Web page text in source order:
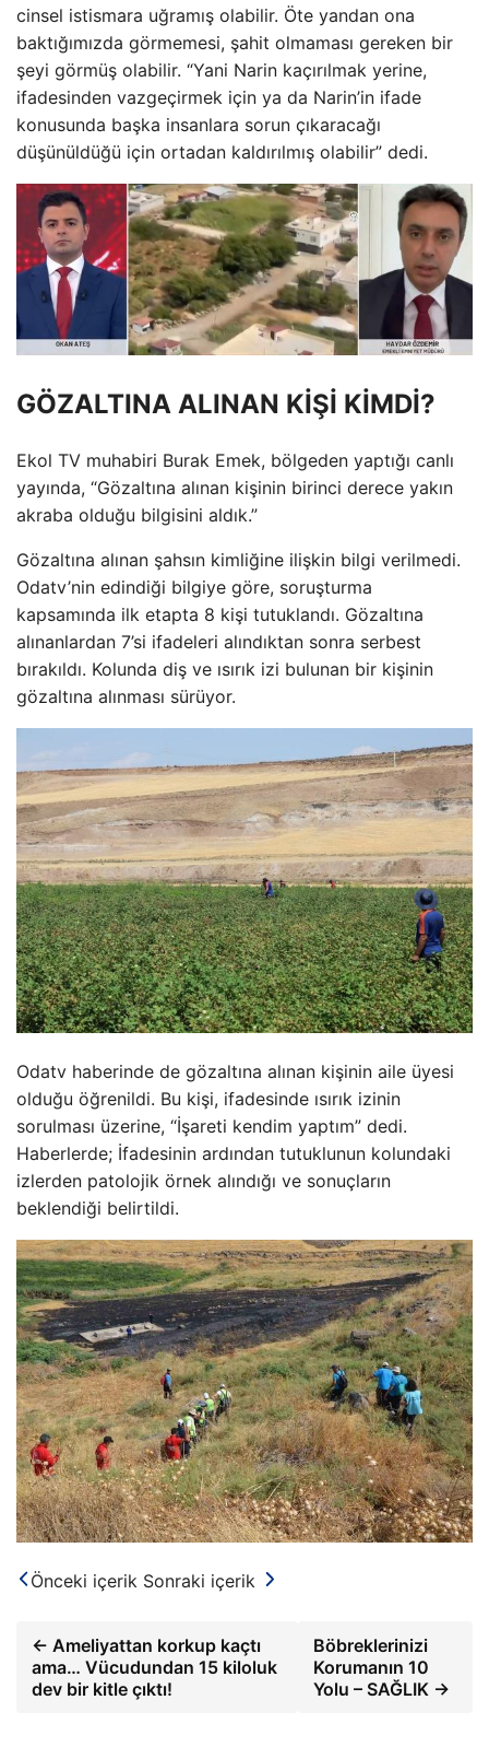
cinsel istismara uğramış olabilir. Öte yandan ona
baktığımızda görmemesi, şahit olmaması gereken bir
şeyi görmüş olabilir. “Yani Narin kaçırılmak yerine,
ifadesinden vazgeçirmek için ya da Narin’in ifade
konusunda başka insanlara sorun çıkaracağı
düşünüldüğü için ortadan kaldırılmış olabilir” dedi.
GÖZALTINA ALINAN KİŞİ KİMDİ?
Ekol TV muhabiri Burak Emek, bölgeden yaptığı canlı
yayında, “Gözaltına alınan kişinin birinci derece yakın
akraba olduğu bilgisini aldık.”
Gözaltına alınan şahsın kimliğine ilişkin bilgi verilmedi.
Odatv’nin edindiği bilgiye göre, soruşturma
kapsamında ilk etapta 8 kişi tutuklandı. Gözaltına
alınanlardan 7’si ifadeleri alındıktan sonra serbest
bırakıldı. Kolunda diş ve ısırık izi bulunan bir kişinin
gözaltına alınması sürüyor.
Odatv haberinde de gözaltına alınan kişinin aile üyesi
olduğu öğrenildi. Bu kişi, ifadesinde ısırık izinin
sorulması üzerine, “İşareti kendim yaptım” dedi.
Haberlerde; İfadesinin ardından tutuklunun kolundaki
izlerden patolojik örnek alındığı ve sonuçların
beklendiği belirtildi.
Önceki içerik Sonraki içerik
← Ameliyattan korkup kaçtı
ama… Vücudundan 15 kiloluk
dev bir kitle çıktı!
Böbreklerinizi
Korumanın 10
Yolu – SAĞLIK →